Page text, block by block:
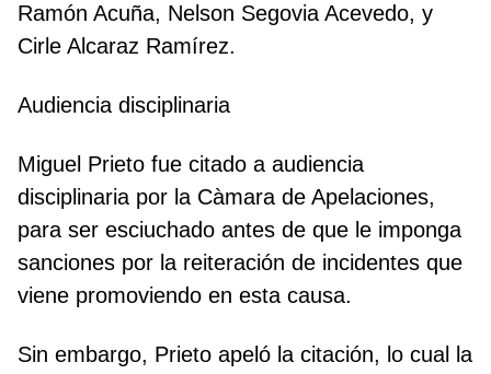
Ramón Acuña, Nelson Segovia Acevedo, y
Cirle Alcaraz Ramírez.
Audiencia disciplinaria
Miguel Prieto fue citado a audiencia
disciplinaria por la Càmara de Apelaciones,
para ser esciuchado antes de que le imponga
sanciones por la reiteración de incidentes que
viene promoviendo en esta causa.
Sin embargo, Prieto apeló la citación, lo cual la